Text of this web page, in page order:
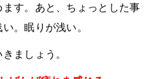
ます。あと、ちょっとした事
。眠りが浅い。
ましょう。